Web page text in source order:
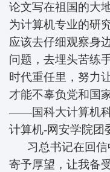
论文写在祖国的大
为计算机专业的研
应该去仔细观察身
问题，去埋头苦练
时代重任里，努力
才能不辜负党和国
——国科大计算机科
计算机-网安学院团
习总书记在回信
寄予厚望，让我备